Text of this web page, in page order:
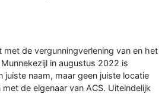
de vergunningverlening van en het
in augustus 2022 is
naam, maar geen juiste locatie
de eigenaar van ACS. Uiteindelijk